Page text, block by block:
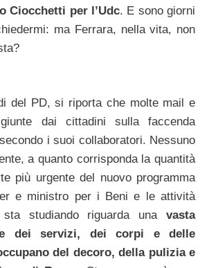
Ciocchetti per l’Udc. E sono giorni
ma Ferrara, nella vita, non
del PD, si riporta che molte mail e
dai cittadini sulla faccenda
i suoi collaboratori. Nessuno
a quanto corrisponda la quantità
più urgente del nuovo programma
e ministro per i Beni e le attività
studiando riguarda una vasta
dei servizi, dei corpi e delle
del decoro, della pulizia e